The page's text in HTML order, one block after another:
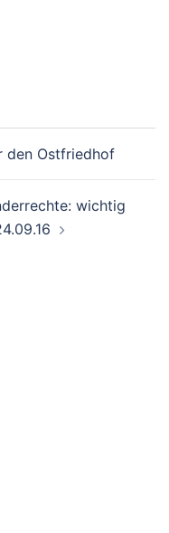
den Ostfriedhof
wichtig